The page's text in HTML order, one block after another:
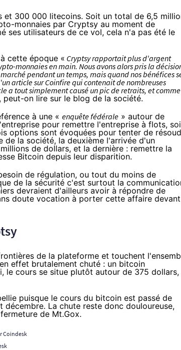
300 000 litecoins. Soit un total de 6,5
monnaies par Cryptsy au moment de
ses utilisateurs de ce vol, cela n'a pas été le
cette époque « Cryptsy rapportait plus d'argent
monnaiesen main. Nous avons alors pris la
pendant un temps, mais quand nos bénéfices
article sur Coinfire qui contenait de nombreuses
a tout simplement causé un pic de retraits, et comme
peut-on lire sur le blog de la société.
à une « enquêtefédérale » autour de
pour remettre l'entreprise à flots,
options sont évoquées pour tenter de
de la société, la deuxième l'arrivée d'un
de dollars, et la dernière : remettre la
Bitcoin depuis leur disparition.
de régulation, ou tout du moins de
de la sécurité c'est surtout la
devraient d'ailleurs avoir à répondre de
doute vocation à porter cette affaire devant
de la plateforme et touchent
effet brutalement chuté : un bitcoin
le cours se situe plutôt autour de 375 dollars,
puisque le cours du bitcoin est passé de
La chute reste donc douloureuse,
de Mt.Gox.